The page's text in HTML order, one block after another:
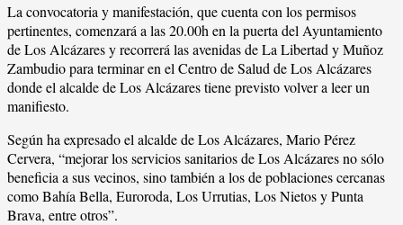
La convocatoria y manifestación, que cuenta con los permisos
pertinentes, comenzará a las 20.00h en la puerta del Ayuntamiento
de Los Alcázares y recorrerá las avenidas de La Libertad y Muñoz
Zambudio para terminar en el Centro de Salud de Los Alcázares
donde el alcalde de Los Alcázares tiene previsto volver a leer un
manifiesto.
Según ha expresado el alcalde de Los Alcázares, Mario Pérez
Cervera, “mejorar los servicios sanitarios de Los Alcázares no sólo
beneficia a sus vecinos, sino también a los de poblaciones cercanas
como Bahía Bella, Euroroda, Los Urrutias, Los Nietos y Punta
Brava, entre otros”.